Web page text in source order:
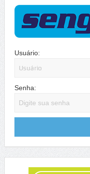
Usuário:
Senha: